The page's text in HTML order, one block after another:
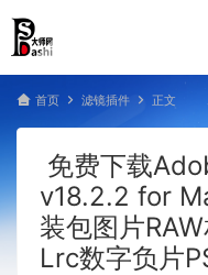
首页 滤镜插件 正文
免费下载
v18.2.2 for
装包图片
Lrc数字负片